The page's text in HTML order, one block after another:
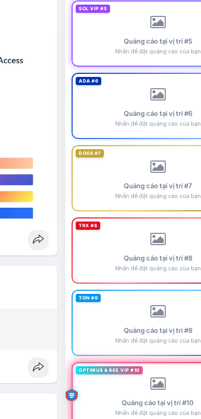
SOL VIP #5
Quảng cáo tại vị trí #5
Nhấn để đặt quảng cáo của bạn
ADA #6
Quảng cáo tại vị trí #6
Nhấn để đặt quảng cáo của bạn
DOGE #7
Quảng cáo tại vị trí #7
Nhấn để đặt quảng cáo của bạn
TRX #8
Quảng cáo tại vị trí #8
Nhấn để đặt quảng cáo của bạn
TON #9
Quảng cáo tại vị trí #9
Nhấn để đặt quảng cáo của bạn
OPTIMUS & BEE VIP #10
Quảng cáo tại vị trí #10
Nhấn để đặt quảng cáo của bạn